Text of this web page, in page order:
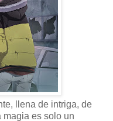
llena de intriga, de
magia es solo un